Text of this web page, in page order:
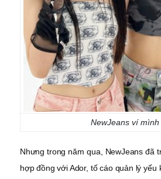
NewJeans ví
Nhưng trong năm qua, NewJeans đã
hợp đồng với Ador, tố cáo quản lý